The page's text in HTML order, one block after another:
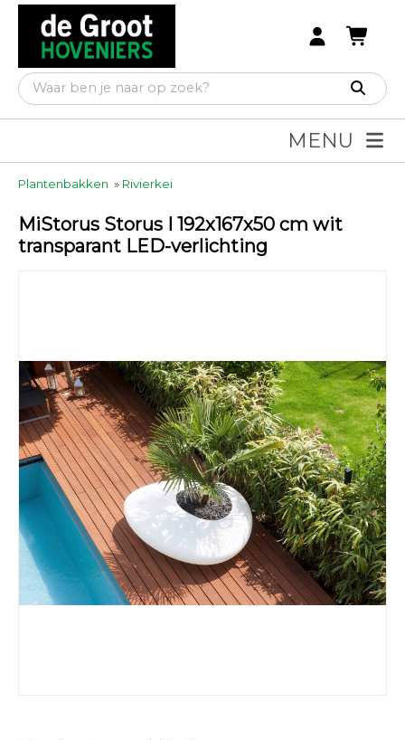
MENU
Plantenbakken » Rivierkei
MiStorus Storus I 192x167x50 cm wit
transparant LED-verlichting